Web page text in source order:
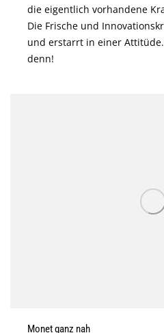
die eigentlich vorhandene
Die Frische und
und erstarrt in einer
denn!
Monet ganz nah